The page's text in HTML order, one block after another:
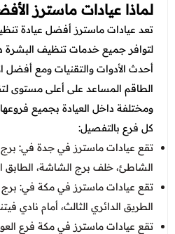
لماذا عيادات ماسترز
تعد عيادات ماسترز أفضل عيادة
لتوافر جميع خدمات تنظيف البشرة
أحدث الأدوات والتقنيات ومع أفضل
الطاقم المساعد على أعلى مستوى
ومختلفة داخل العيادة بجميع
كل فرع بالتفصيل:
تقع عيادات ماسترز في جدة في: برج
الشاطئ، خلف برج الشاشة، الطابق
تقع عيادات ماسترز في مكة في: برج
الطريق الدائري الثالث، أمام نادي
تقع عيادات ماسترز في مكة فرع